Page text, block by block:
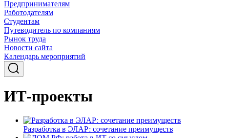
Предпринимателям
Работодателям
Студентам
Путеводитель по компаниям
Рынок труда
Новости сайта
Календарь мероприятий
ИТ-проекты
Разработка в ЭЛАР: сочетание преимуществ